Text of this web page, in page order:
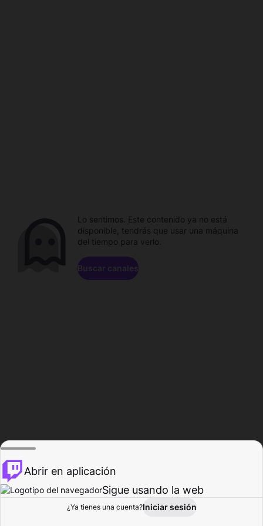
Explorar Actividad
Lo sentimos. Este contenido ya no está
disponible, tendrás que usar una máquina
del tiempo para verlo.
Buscar canales
Abrir en aplicación
Sigue usando la web
¿Ya tienes una cuenta?Iniciar sesión